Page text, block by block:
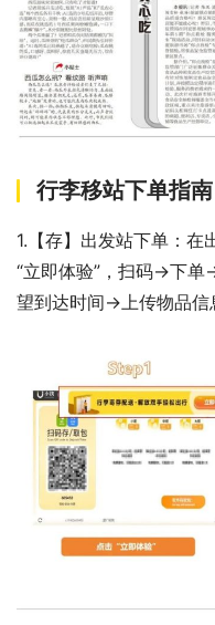
行李移站下单指南
1.【存】出发站下单：在
“立即体验”，扫码→下
望到达时间→上传物品信